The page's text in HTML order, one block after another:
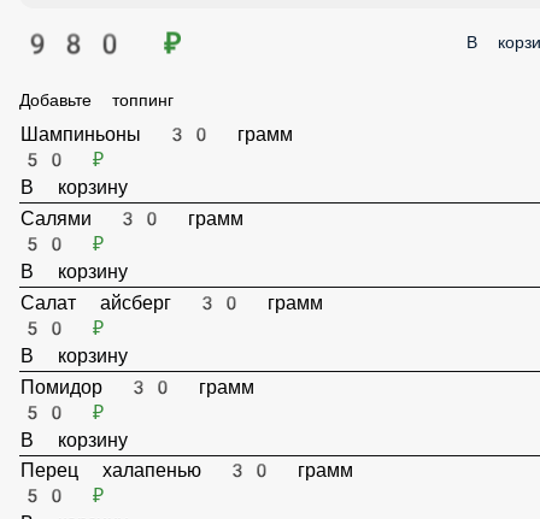
980 ₽
Шампиньоны 30 грамм
50 ₽
Салями 30 грамм
В корзину
Салат айсберг 30 грамм
50 ₽
В корзину
Помидор 30 грамм
50 ₽
В корзину